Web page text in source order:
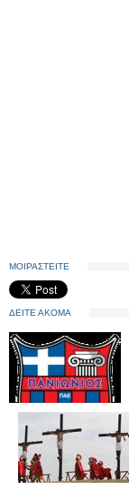
ΜΟΙΡΑΣΤΕΙΤΕ
ΔΕΙΤΕ ΑΚΟΜΑ